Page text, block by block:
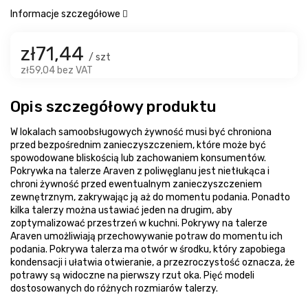
zł71,44 / szt
zł59,04 bez VAT
Informacje szczegółowe
Opis szczegółowy produktu
W lokalach samoobsługowych żywność musi być chroniona
przed bezpośrednim zanieczyszczeniem, które może być
spowodowane bliskością lub zachowaniem konsumentów.
Pokrywka na talerze Araven z poliwęglanu jest nietłukąca i
chroni żywność przed ewentualnym zanieczyszczeniem
zewnętrznym, zakrywając ją aż do momentu podania. Ponadto
kilka talerzy można ustawiać jeden na drugim, aby
zoptymalizować przestrzeń w kuchni. Pokrywy na talerze
Araven umożliwiają przechowywanie potraw do momentu ich
podania. Pokrywa talerza ma otwór w środku, który zapobiega
kondensacji i ułatwia otwieranie, a przezroczystość oznacza, że
potrawy są widoczne na pierwszy rzut oka. Pięć modeli
dostosowanych do różnych rozmiarów talerzy.